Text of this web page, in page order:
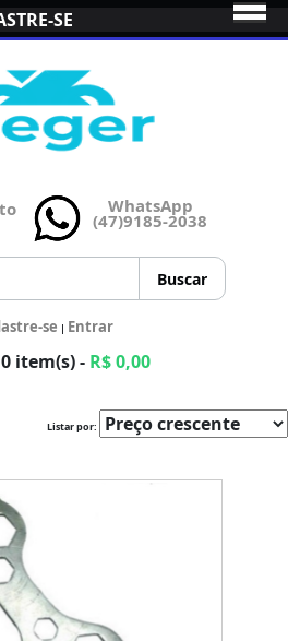
SE
WhatsApp
(47)9185-2038
se | Entrar
0 item(s) - R$ 0,00
Listar por: